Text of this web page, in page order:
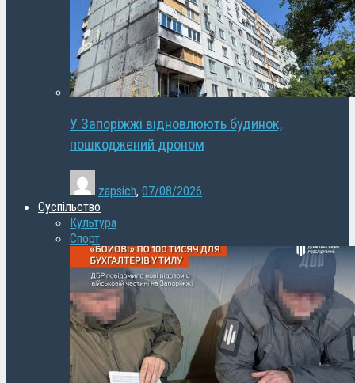
У Запоріжжі відновлюють будинок,
пошкоджений дроном
zapsich, 07/08/2026
Суспільство
Культура
Спорт